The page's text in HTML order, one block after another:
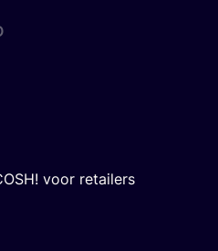
voor retailers